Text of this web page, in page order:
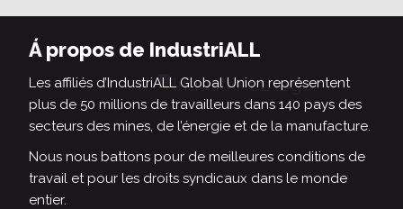
Á propos de IndustriALL
Les affiliés d’IndustriALL Global Union représentent
plus de 50 millions de travailleurs dans 140 pays des
secteurs des mines, de l’énergie et de la manufacture.
Nous nous battons pour de meilleures conditions de
travail et pour les droits syndicaux dans le monde
entier.